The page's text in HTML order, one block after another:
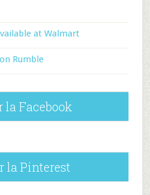
at Walmart
Rumble
la Facebook
la Pinterest